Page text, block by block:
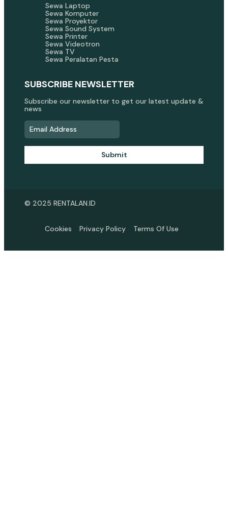
Sewa Laptop
Sewa Komputer
Sewa Proyektor
Sewa Sound System
Sewa Printer
Sewa Videotron
Sewa TV
Sewa Peralatan Pesta
SUBSCRIBE NEWSLETTER
Subscribe our newsletter to get our latest update &
news
Submit
© 2025 RENTALAN.ID
Cookies Privacy Policy Terms Of Use